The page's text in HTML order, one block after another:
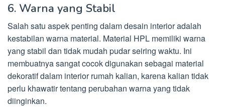
6. Warna yang Stabil
Salah satu aspek penting dalam desain interior adalah
kestabilan warna material. Material HPL memiliki warna
yang stabil dan tidak mudah pudar seiring waktu. Ini
membuatnya sangat cocok digunakan sebagai material
dekoratif dalam interior rumah kalian, karena kalian tidak
perlu khawatir tentang perubahan warna yang tidak
diinginkan.